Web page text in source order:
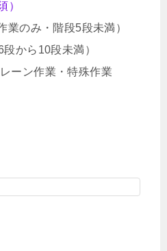
）
業のみ・階段5段未満）
から10段未満）
ーン作業・特殊作業